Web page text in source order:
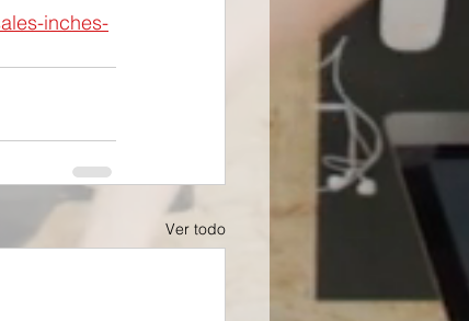
inches-
Ver todo